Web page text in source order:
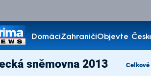
DomácíZahraničíObjevte
Pořady
sněmovna 2013